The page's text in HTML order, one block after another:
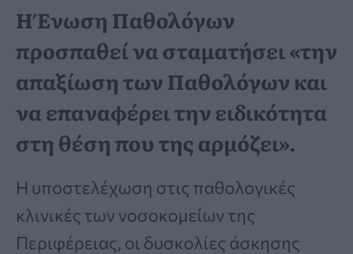
Η Ένωση Παθολόγων
προσπαθεί να σταματήσει «την
απαξίωση των Παθολόγων και
να επαναφέρει την ειδικότητα
στη θέση που της αρμόζει».
Η υποστελέχωση στις παθολογικές
κλινικές των νοσοκομείων της
Περιφέρειας, οι δυσκολίες άσκησης